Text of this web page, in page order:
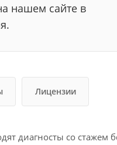
нашем сайте в
Лицензии
диагносты со стажем